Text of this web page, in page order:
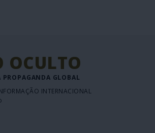
OCULTO
GLOBAL
INTERNACIONAL